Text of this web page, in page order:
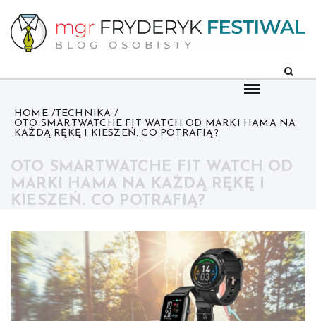
content
HOME
TECHNIKA
OTO SMARTWATCHE FIT WATCH OD MARKI HAMA NA
KAŻDĄ RĘKĘ I KIESZEŃ. CO POTRAFIĄ?
OTO SMARTWATCHE FIT WATCH OD
MARKI HAMA NA KAŻDĄ RĘKĘ I
KIESZEŃ. CO POTRAFIĄ?